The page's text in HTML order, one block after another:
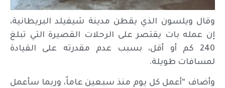
وقال ويلسون الذي يقطن مدينة شيفيلد البريطانية،
إن عمله بات يقتصر على الرحلات القصيرة التي تبلغ
240 كم أو أقل، بسبب عدم مقدرته على القيادة
لمسافات طويلة.
وأضاف “أعمل كل يوم منذ سبعين عاماً، وربما سأعمل